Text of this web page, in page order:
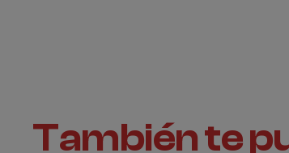
También te